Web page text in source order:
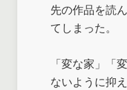
先の作品を読
てしまった。
「変な家」「
ないように抑